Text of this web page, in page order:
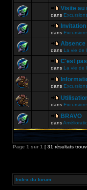
Visite au
dans
dans
Absence
dans La vie de
C'est
dans La vie de
dans
dans
BRAVO
dans
Page 1 sur 1 [ 31 résultats
Index du forum